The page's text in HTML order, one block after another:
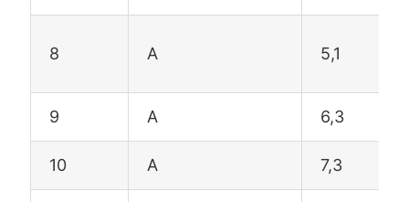
8 A 5,1
9 A 6,3
10 A 7,3